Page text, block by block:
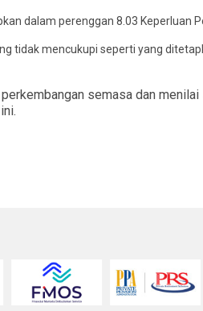
dalam perenggan 8.03 Keperluan
tidak mencukupi seperti yang
semasa dan